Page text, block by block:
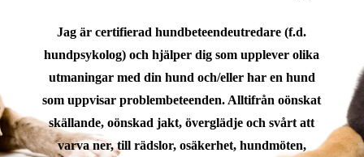
Jag är certifierad hundbeteendeutredare (f.d.
hundpsykolog) och hjälper dig som upplever olika
utmaningar med din hund och/eller har en hund
som uppvisar problembeteenden. Alltifrån oönskat
skällande, oönskad jakt, överglädje och svårt att
varva ner, till rädslor, osäkerhet, hundmöten,